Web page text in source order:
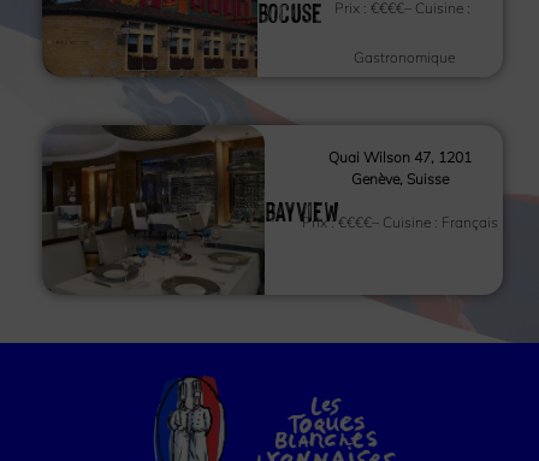
Bocuse
Prix : €€€€– Cuisine :
Gastronomique
Bayview
Quai Wilson 47, 1201
Genève, Suisse
Prix :€€€€– Cuisine : Français